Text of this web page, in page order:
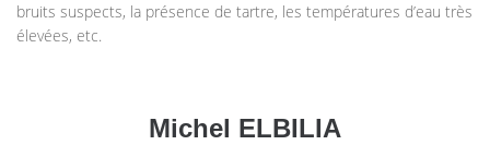
bruits suspects, la présence de tartre, les températures d’eau très
élevées, etc.
Michel ELBILIA